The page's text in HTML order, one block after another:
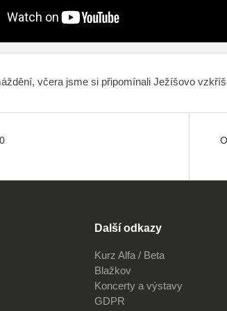
včera jsme si připomínali Ježíšovo
Další odkazy
Kurz Alfa / Beta
Blažkov
Koncerty a výstavy
GDPR